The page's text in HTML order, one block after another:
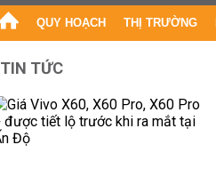
QUY HOẠCH THỊ TRƯỜNG
TIN TỨC